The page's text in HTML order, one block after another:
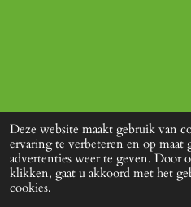
Deze website maakt gebruik van
ervaring te verbeteren en op maat
advertenties weer te geven. Door
klikken, gaat u akkoord met het
cookies.